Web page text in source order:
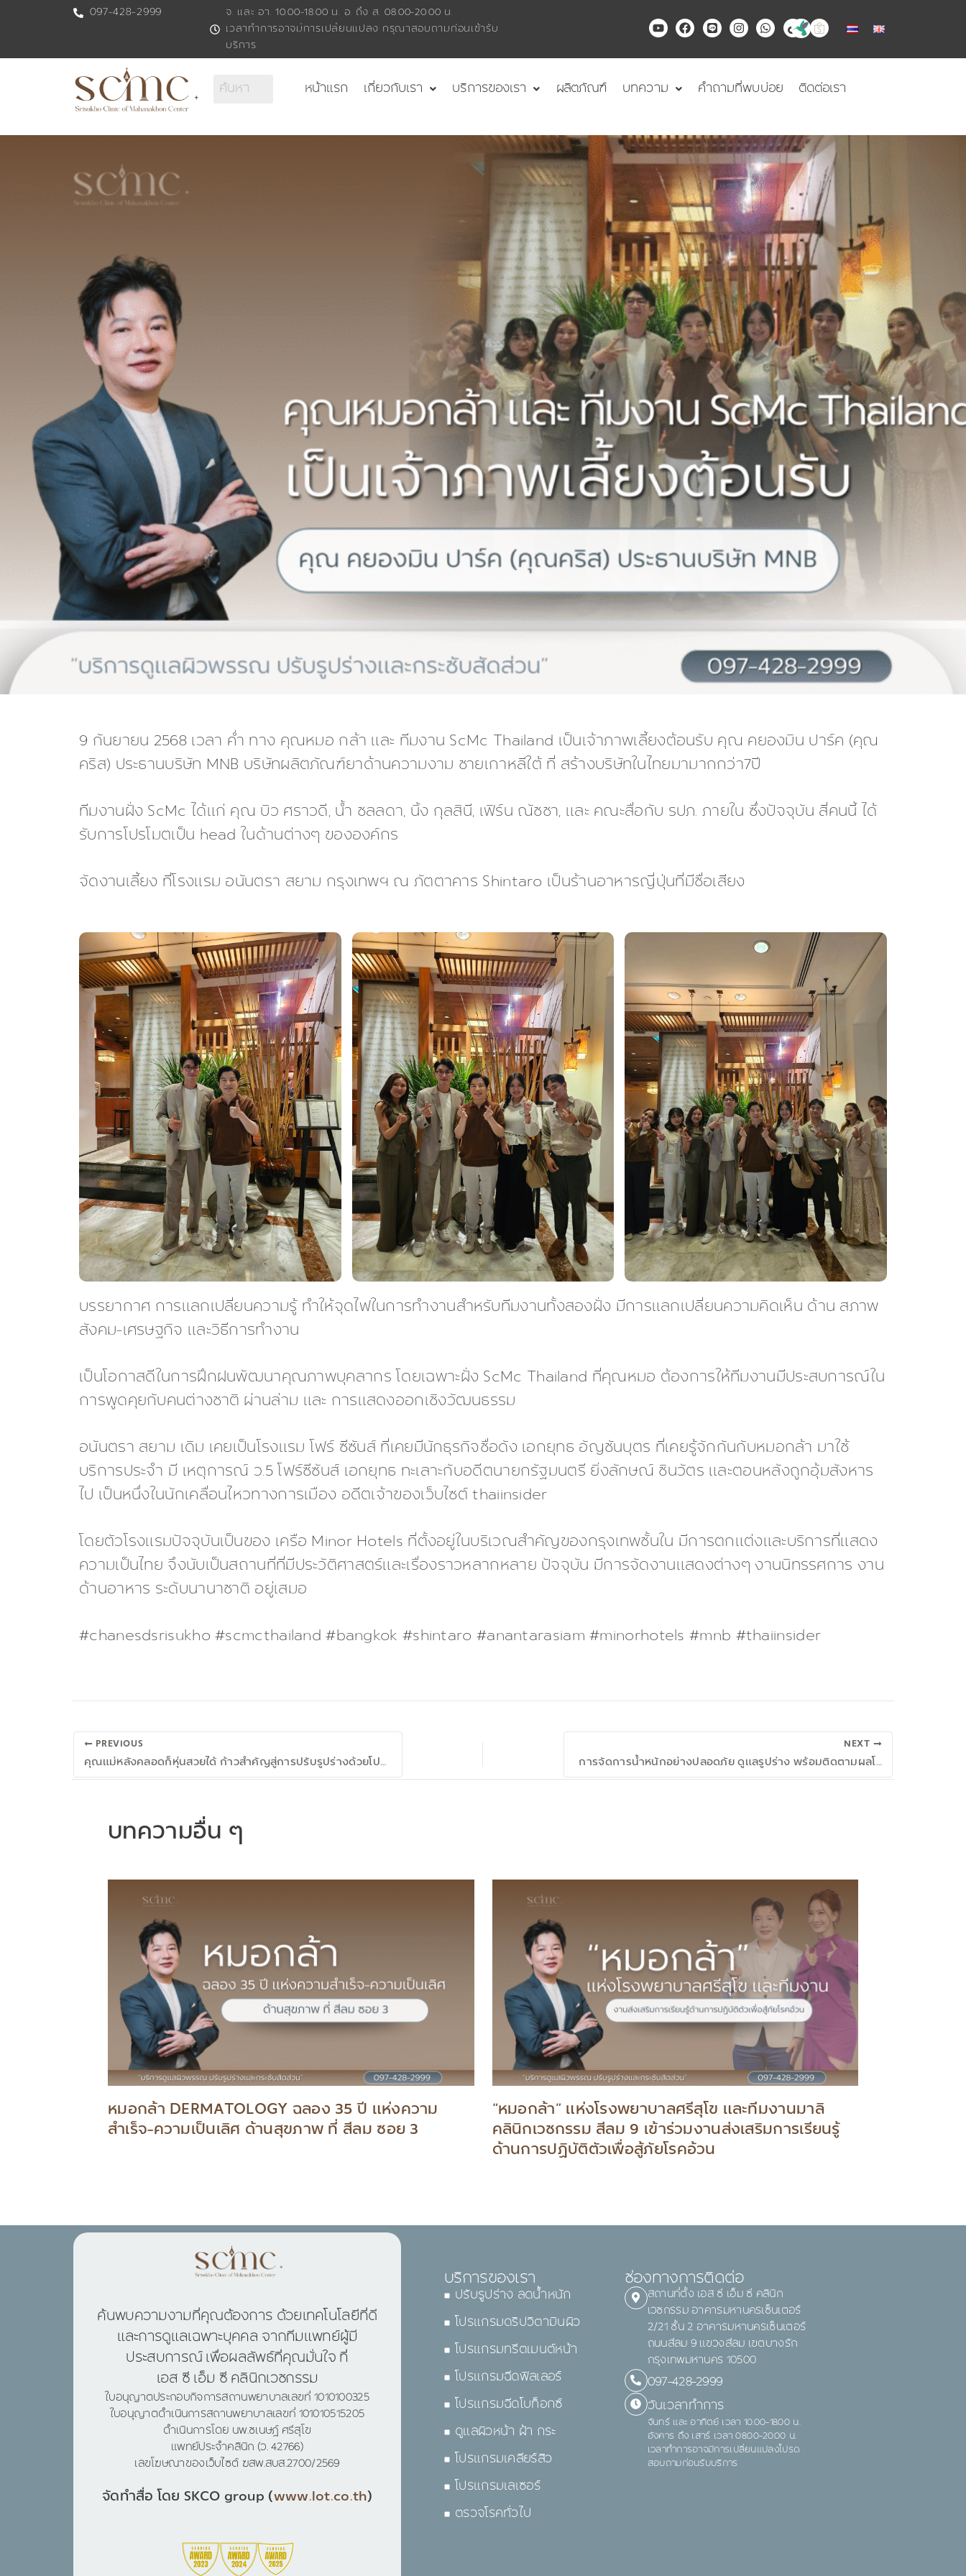
content
097-428-2999
จ. และ อา. 10.00-18.00 น. อ. ถึง ส. 08.00-20.00 น.
เวลาทำการอาจมีการเปลี่ยนแปลง กรุณาสอบถามก่อนเข้ารับ
บริการ
Y
o
t
e
F
a
e
L
i
e
I
n
t
g
r
W
h
t
a
p
T
i
t
หน้าแรก
เกี่ยวกับเรา บริการของเรา ผลิตภัณฑ์ บทความ คำถามที่พบบ่อย ติดต่อเรา
9 กันยายน 2568 เวลา ค่ำ ทาง คุณหมอ กล้า และ ทีมงาน ScMc Thailand เป็นเจ้าภาพเลี้ยงต้อนรับ คุณ คยองมิน ปาร์ค (คุณ
คริส) ประธานบริษัท MNB บริษัทผลิตภัณฑ์ยาด้านความงาม ชายเกาหลีใต้ ที่ สร้างบริษัทในไทยมามากกว่า7ปี
ทีมงานฝั่ง ScMc ได้แก่ คุณ บิว ศราวดี, น้ำ ชลลดา, นิ้ง กุลสินี, เฟิร์น ณัชชา, และ คณะสื่อกับ รปภ. ภายใน ซึ่งปัจจุบัน สี่คนนี้ ได้
รับการโปรโมตเป็น head ในด้านต่างๆ ขององค์กร
จัดงานเลี้ยง ที่โรงแรม อนันตรา สยาม กรุงเทพฯ ณ ภัตตาคาร Shintaro เป็นร้านอาหารญี่ปุ่นที่มีชื่อเสียง
บรรยากาศ การแลกเปลี่ยนความรู้ ทำให้จุดไฟในการทำงานสำหรับทีมงานทั้งสองฝั่ง มีการแลกเปลี่ยนความคิดเห็น ด้าน สภาพ
สังคม-เศรษฐกิจ และวิธีการทำงาน
เป็นโอกาสดีในการฝึกฝนพัฒนาคุณภาพบุคลากร โดยเฉพาะฝั่ง ScMc Thailand ที่คุณหมอ ต้องการให้ทีมงานมีประสบการณ์ใน
การพูดคุยกับคนต่างชาติ ผ่านล่าม และ การแสดงออกเชิงวัฒนธรรม
อนันตรา สยาม เดิม เคยเป็นโรงแรม โฟร์ ซีซันส์ ที่เคยมีนักธุรกิจชื่อดัง เอกยุทธ อัญชันบุตร ที่เคยรู้จักกันกับหมอกล้า มาใช้
บริการประจำ มี เหตุการณ์ ว.5 โฟร์ซีซันส์ เอกยุทธ ทะเลาะกับอดีตนายกรัฐมนตรี ยิ่งลักษณ์ ชินวัตร และตอนหลังถูกอุ้มสังหาร
ไป เป็นหนึ่งในนักเคลื่อนไหวทางการเมือง อดีตเจ้าของเว็บไซต์ thaiinsider
โดยตัวโรงแรมปัจจุบันเป็นของ เครือ Minor Hotels ที่ตั้งอยู่ในบริเวณสำคัญของกรุงเทพชั้นใน มีการตกแต่งและบริการที่แสดง
ความเป็นไทย จึงนับเป็นสถานที่ที่มีประวัติศาสตร์และเรื่องราวหลากหลาย ปัจจุบัน มีการจัดงานแสดงต่างๆ งานนิทรรศการ งาน
ด้านอาหาร ระดับนานาชาติ อยู่เสมอ
#chanesdsrisukho #scmcthailand #bangkok #shintaro #anantarasiam #minorhotels #mnb #thaiinsider
PREVIOUS
คุณแม่หลังคลอดก็หุ่นสวยได้ ก้าวสำคัญสู่การปรับรูปร่างด้วยโปรแกรมที่ออกแบบเฉพาะบุคคล
NEXT
การจัดการน้ำหนักอย่างปลอดภัย ดูแลรูปร่าง พร้อมติดตามผลโดยแพทย์ที่ SCMC CLINIC
บทความอื่น ๆ
หมอกล้า DERMATOLOGY ฉลอง 35 ปี แห่งความ
สำเร็จ-ความเป็นเลิศ ด้านสุขภาพ ที่ สีลม ซอย 3
“หมอกล้า” แห่งโรงพยาบาลศรีสุโข และทีมงานมาลิ
คลินิกเวชกรรม สีลม 9 เข้าร่วมงานส่งเสริมการเรียนรู้
ด้านการปฏิบัติตัวเพื่อสู้ภัยโรคอ้วน
บริการของเรา
ปรับรูปร่าง ลดน้ำหนัก
โปรแกรมดริปวิตามินผิว
โปรแกรมทรีตเมนต์หน้า
โปรแกรมฉีดฟิลเลอร์
โปรแกรมฉีดโบท็อกซ์
ดูแลผิวหน้า ฝ้า กระ
โปรแกรมเคลียร์สิว
โปรแกรมเลเซอร์
ตรวจโรคทั่วไป
ช่องทางการติดต่อ
สถานที่ตั้ง เอส ซี เอ็ม ซี คลินิก
เวชกรรม อาคารมหานครเซ็นเตอร์
2/21 ชั้น 2 อาคารมหานครเซ็นเตอร์
ถนนสีลม 9 แขวงสีลม เขตบางรัก
กรุงเทพมหานคร 10500
097-428-2999
วันเวลาทำการ
จันทร์ และ อาทิตย์ เวลา 10.00-18.00 น.
อังคาร ถึง เสาร์ เวลา 08.00-20.00 น.
เวลาทำการอาจมีการเปลี่ยนแปลงโปรด
สอบถามก่อนรับบริการ
ค้นพบความงามที่คุณต้องการ ด้วยเทคโนโลยีที่ดี
และการดูแลเฉพาะบุคคล จากทีมแพทย์ผู้มี
ประสบการณ์ เพื่อผลลัพธ์ที่คุณมั่นใจ ที่
เอส ซี เอ็ม ซี คลินิกเวชกรรม
ใบอนุญาตประกอบกิจการสถานพยาบาลเลขที่ 1010100325
ใบอนุญาตดำเนินการสถานพยาบาลเลขที่ 101010515205
ดำเนินการโดย นพ.ชเนษฎ์ ศรีสุโข
แพทย์ประจำคลินิก (ว. 42766)
เลขโฆษณาของเว็บไซต์ ฆสพ.สบส.2700/2569
จัดทำสื่อ โดย SKCO group (www.lot.co.th)